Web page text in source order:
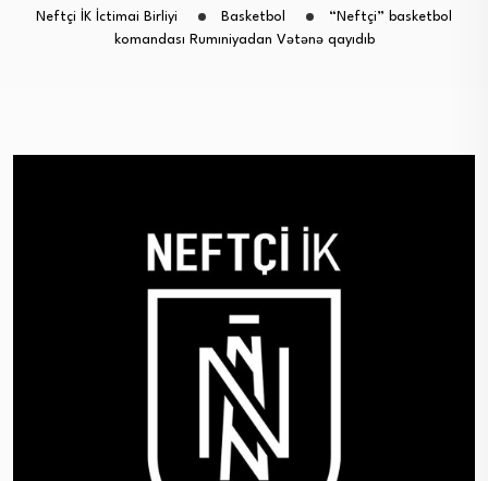
Neftçi İK İctimai Birliyi Basketbol
“Neftçi” basketbol
komandası Rumıniyadan Vətənə qayıdıb